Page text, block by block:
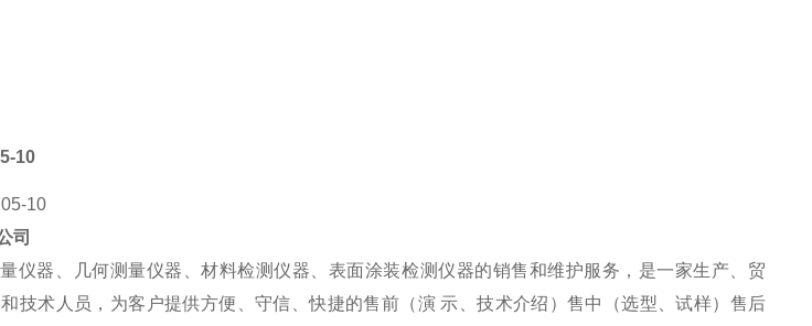
10
司
仪器、几何测量仪器、材料检测仪器、表面涂装检测仪器的销售和维护服务，是一家生产、贸
技术人员，为客户提供方便、守信、快捷的售前（演 示、技术介绍）售中（选型、试样）售后